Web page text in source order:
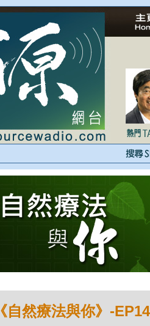
《自然療法與你》-